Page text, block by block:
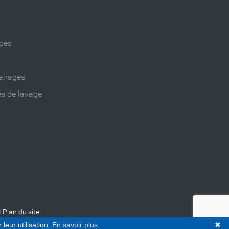
de lavage
| Plan du site
✖
utilisation. En savoir plus